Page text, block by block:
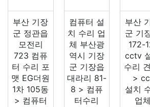
부산 기장
군 정관읍
모전리
723 컴퓨
터 수리 포
맷 EG더원
1차 105동
> 컴퓨터
컴퓨터 설
치 수리 업
체 부산광
역시 기장
군 기장읍
대라리 81-
8 > 컴퓨
터수리
부산
군 기
172-
cctv
수리
>
설치
업체